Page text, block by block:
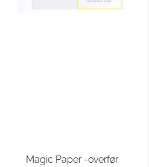
Magic Paper -overfør